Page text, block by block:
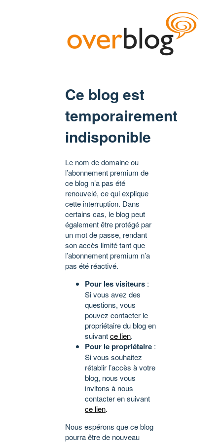
Ce blog est
temporairement
indisponible
Le nom de domaine ou
l’abonnement premium de
ce blog n’a pas été
renouvelé, ce qui explique
cette interruption. Dans
certains cas, le blog peut
également être protégé par
un mot de passe, rendant
son accès limité tant que
l’abonnement premium n’a
pas été réactivé.
Pour les visiteurs :
Si vous avez des
questions, vous
pouvez contacter le
propriétaire du blog en
suivantce lien.
Pour le propriétaire :
Si vous souhaitez
rétablir l’accès à votre
blog, nous vous
invitons à nous
contacter en suivant
ce lien.
Nous espérons que ce blog
pourra être de nouveau